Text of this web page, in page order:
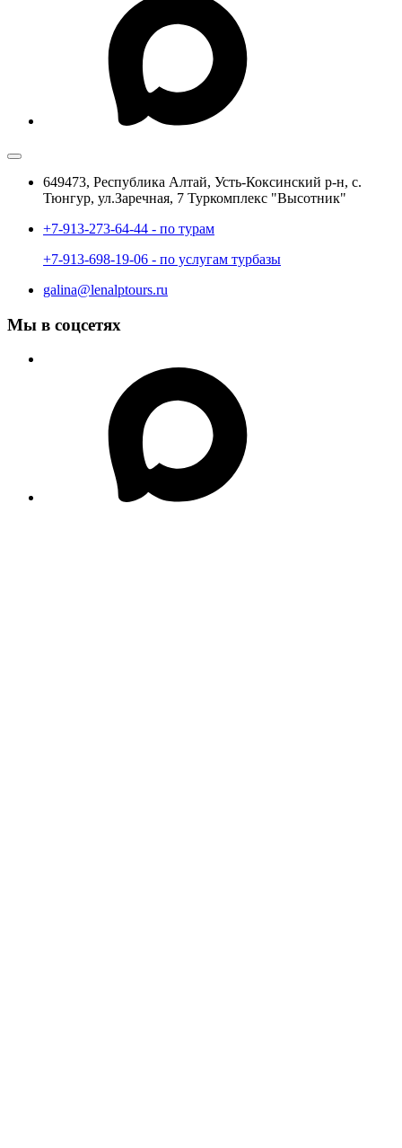
649473, Республика Алтай, Усть-Коксинский р-н, с.
Тюнгур, ул.Заречная, 7 Туркомплекс "Высотник"
+7-913-273-64-44 - по турам
+7-913-698-19-06 - по услугам турбазы
galina@lenalptours.ru
Мы в соцсетях